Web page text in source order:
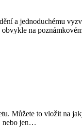
a jednoduchému
obvykle na
Můžete to vložit na
nebo jen…